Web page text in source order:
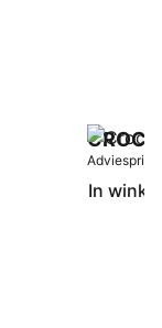
Adviesprijs
In